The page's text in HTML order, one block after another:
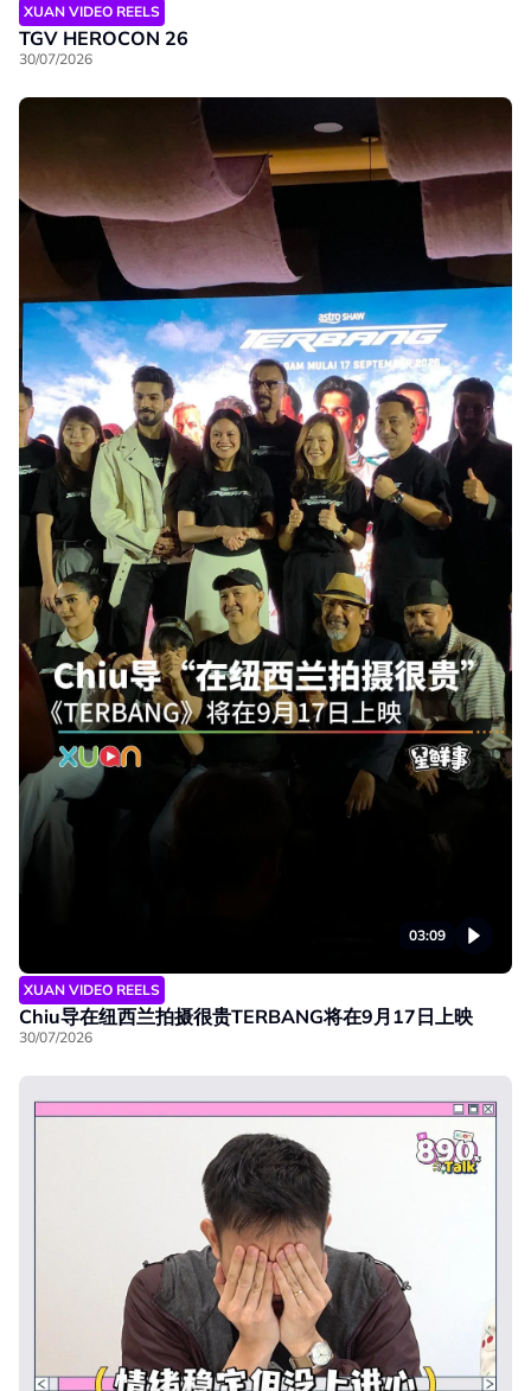
XUAN VIDEO REELS
TGV HEROCON 26
30/07/2026
03:09
XUAN VIDEO REELS
Chiu导在纽西兰拍摄很贵TERBANG将在9月17日上映
30/07/2026